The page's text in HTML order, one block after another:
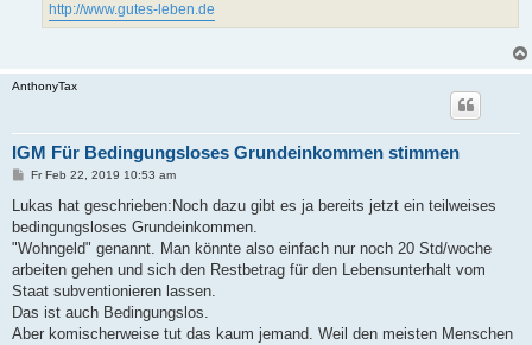
http://www.gutes-leben.de
AnthonyTax
IGM Für Bedingungsloses Grundeinkommen stimmen
B
i
r
a
Fr Feb 22, 2019 10:53 am
Lukas hat geschrieben:Noch dazu gibt es ja bereits jetzt ein teilweises
bedingungsloses Grundeinkommen.
"Wohngeld" genannt. Man könnte also einfach nur noch 20 Std/woche
arbeiten gehen und sich den Restbetrag für den Lebensunterhalt vom
Staat subventionieren lassen.
Das ist auch Bedingungslos.
Aber komischerweise tut das kaum jemand. Weil den meisten Menschen